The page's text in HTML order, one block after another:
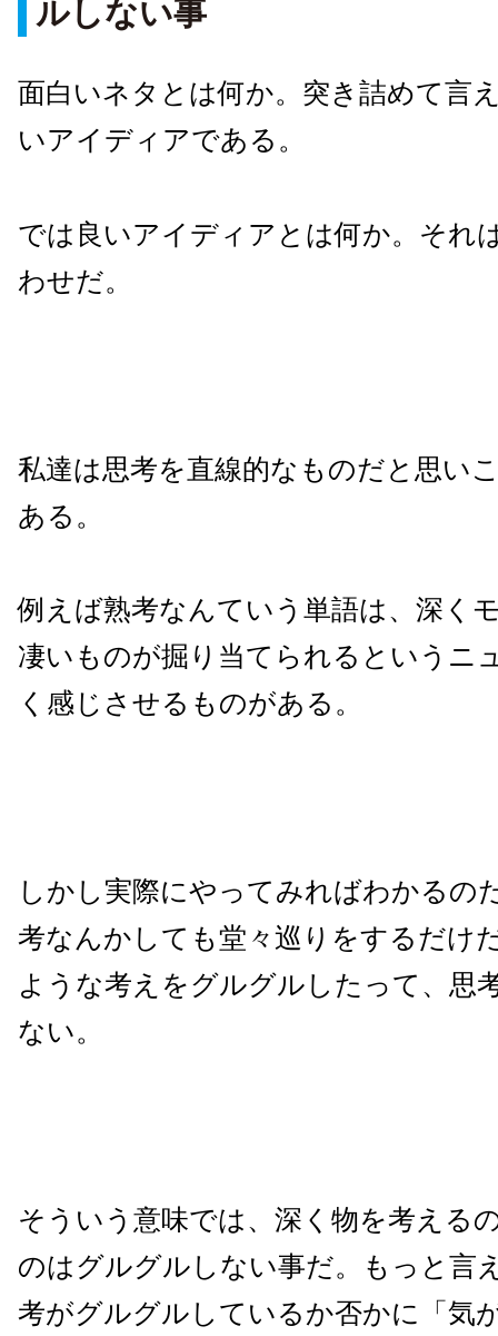
ルしない事
面白いネタとは何か。突き詰めて言
いアイディアである。
では良いアイディアとは何か。それ
わせだ。
私達は思考を直線的なものだと思い
ある。
例えば熟考なんていう単語は、深く
凄いものが掘り当てられるというニ
く感じさせるものがある。
しかし実際にやってみればわかるの
考なんかしても堂々巡りをするだけ
ような考えをグルグルしたって、思
ない。
そういう意味では、深く物を考える
のはグルグルしない事だ。もっと言
考がグルグルしているか否かに「気